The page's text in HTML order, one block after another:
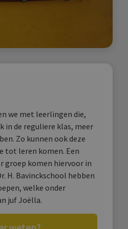
we met leerlingen die,
in de reguliere klas, meer
Zo kunnen ook deze
tot leren komen. Een
groep komen hiervoor in
H. Bavinckschool hebben
welke onder
juf Joëlla.